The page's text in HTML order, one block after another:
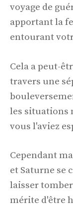
voyage de
apportant la
entourant
Cela a peut-
travers une
les situations
vous l'aviez
Cependant
et Saturne se
laisser
mérite d'être